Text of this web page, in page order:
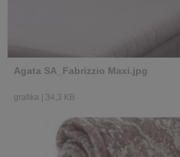
Agata SA_Fabrizzio Maxi.jpg
grafika | 34,3 KB